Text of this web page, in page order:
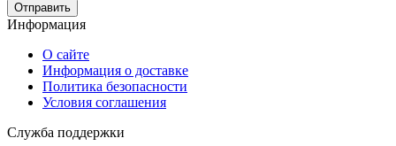
Отправить
Информация
О сайте
Информация о доставке
Политика безопасности
Условия соглашения
Служба поддержки